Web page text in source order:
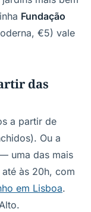
Fundação
€5) vale
das
a partir de
Ou a
uma das mais
às 20h, com
em Lisboa.